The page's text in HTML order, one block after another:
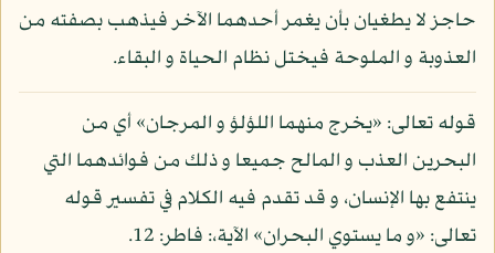
حاجز لا يطغيان بأن يغمر أحدهما الآخر فيذهب بصفته من
العذوبة و الملوحة فيختل نظام الحياة و البقاء.
قوله تعالى: «يخرج منهما اللؤلؤ و المرجان» أي من
البحرين العذب و المالح جميعا و ذلك من فوائدهما التي
ينتفع بها الإنسان، و قد تقدم فيه الكلام في تفسير قوله
تعالى: «و ما يستوي البحران» الآية،: فاطر: 12.